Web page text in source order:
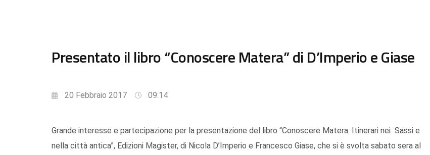
Presentato il libro “Conoscere Matera” di D’Imperio e Giase
20 Febbraio 2017 09:14
Grande interesse e partecipazione per la presentazione del libro “Conoscere Matera. Itinerari nei Sassi e
nella città antica”, Edizioni Magister, di Nicola D’Imperio e Francesco Giase, che si è svolta sabato sera al